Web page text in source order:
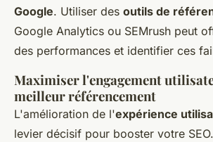
Google. Utiliser des outils de
Google Analytics ou SEMrush peut
des performances et identifier ces
Maximiser l'engagement
meilleur référencement
L'amélioration de l'expérience
levier décisif pour booster votre